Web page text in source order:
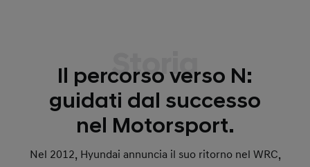
Storia
Il percorso verso N:
guidati dal successo
nel Motorsport.
Nel 2012, Hyundai annuncia il suo ritorno nel WRC,